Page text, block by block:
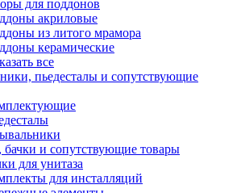
для поддонов
акриловые
из литого мрамора
керамические
все
пьедесталы и сопутствующие
бачки и сопутствующие товары
для унитаза
для инсталляций